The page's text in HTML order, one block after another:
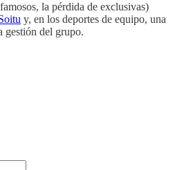
la pérdida de exclusivas)
y, en los deportes de equipo, una
gestión del grupo.